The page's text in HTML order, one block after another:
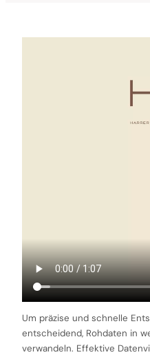
Um präzise und schnelle
entscheidend, Rohdaten in
verwandeln. Effektive